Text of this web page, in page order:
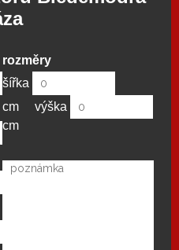
rozměry
šířka
cm
výška
cm